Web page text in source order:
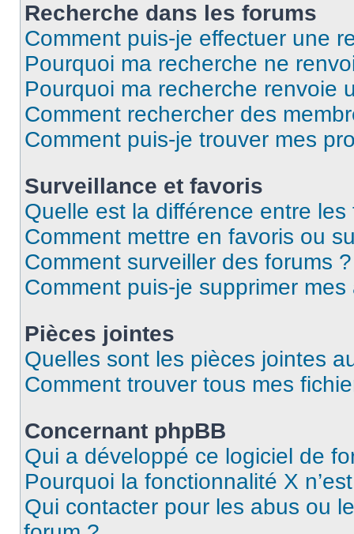
Recherche dans les forums
Comment puis-je effectuer une
Pourquoi ma recherche ne
Pourquoi ma recherche renvoie
Comment rechercher des
Comment puis-je trouver mes
Surveillance et favoris
Quelle est la différence entre
Comment mettre en favoris ou
Comment surveiller des forums ?
Comment puis-je supprimer
Pièces jointes
Quelles sont les pièces jointes
Comment trouver tous mes
Concernant phpBB
Qui a développé ce logiciel de
Pourquoi la fonctionnalité X
Qui contacter pour les abus ou